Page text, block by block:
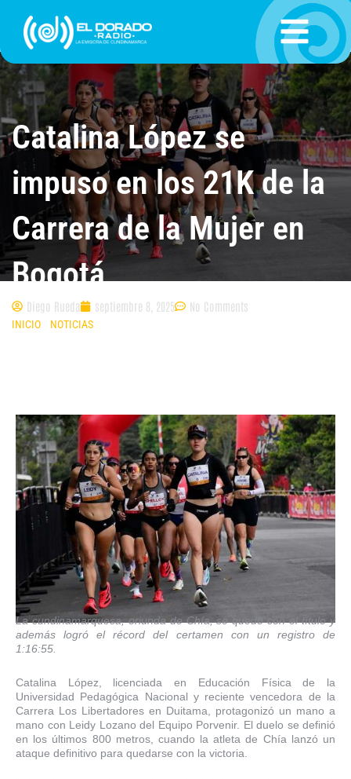
contenido
Catalina López se
impuso en los 21K de la
Carrera de la Mujer en
Bogotá
Diego Rueda septiembre 8, 2025 No Comments
INICIO NOTICIAS
La cundinamarquesa, oriunda de Chía, se quedó con el título y
además logró el récord del certamen con un registro de
1:16:55.
Catalina López, licenciada en Educación Física de la
Universidad Pedagógica Nacional y reciente vencedora de la
Carrera Los Libertadores en Duitama, protagonizó un mano a
mano con Leidy Lozano del Equipo Porvenir. El duelo se definió
en los últimos 800 metros, cuando la atleta de Chía lanzó un
ataque definitivo para quedarse con la victoria.